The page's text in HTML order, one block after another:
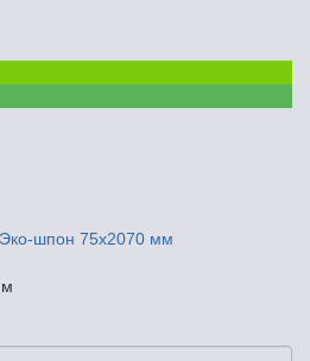
шпон 75x2070 мм